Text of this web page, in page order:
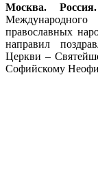
Москва.
православных
направил
Церкви –
Софийскому